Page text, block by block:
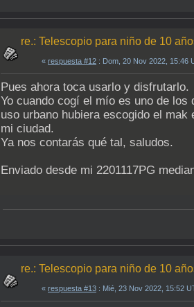
re.: Telescopio para niño de 10
« respuesta #12 : Dom, 20 Nov 2022, 15:46
Pues ahora toca usarlo y disfrutarlo.
Yo cuando cogí el mío es uno de
uso urbano hubiera escogido el
mi ciudad.
Ya nos contarás qué tal, saludos.
Enviado desde mi 2201117PG
re.: Telescopio para niño de 10
« respuesta #13 : Mié, 23 Nov 2022, 15:52